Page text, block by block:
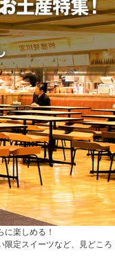
楽しめる！
限定スイーツなど、見どころ